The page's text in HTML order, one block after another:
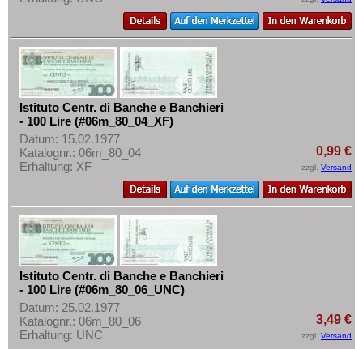
Tschechoslowakei
Ukraine
Ungarn
Vatikan
Weissrussland
Zypern
Istituto Centr. di Banche e Banchieri
- 100 Lire (#06m_80_04_XF)
Datum: 15.02.1977
Katalognr.: 06m_80_04
Erhaltung: XF
0,99 €
zzgl. Versand
Istituto Centr. di Banche e Banchieri
- 100 Lire (#06m_80_06_UNC)
Datum: 25.02.1977
Katalognr.: 06m_80_06
Erhaltung: UNC
3,49 €
zzgl. Versand